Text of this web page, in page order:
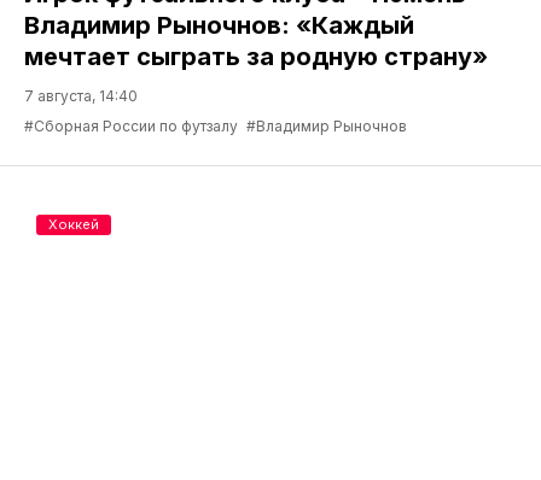
Владимир Рыночнов: «Каждый
мечтает сыграть за родную страну»
7 августа, 14:40
#Сборная России по футзалу #Владимир Рыночнов
Хоккей